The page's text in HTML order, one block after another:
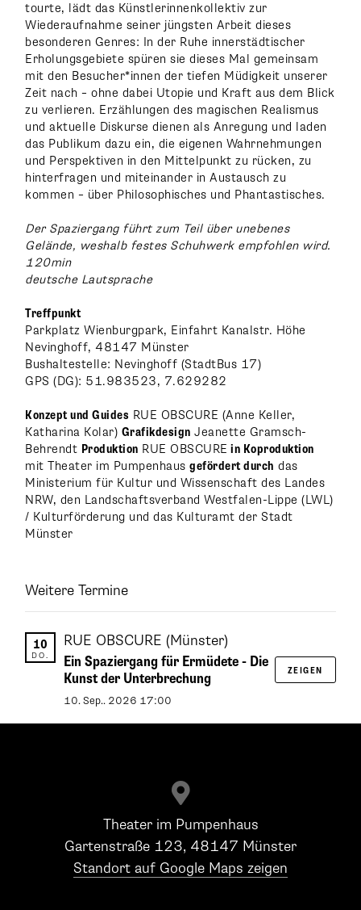
tourte, lädt das Künstlerinnenkollektiv zur
Wiederaufnahme seiner jüngsten Arbeit dieses
besonderen Genres: In der Ruhe innerstädtischer
Erholungsgebiete spüren sie dieses Mal gemeinsam
mit den Besucher*innen der tiefen Müdigkeit unserer
Zeit nach – ohne dabei Utopie und Kraft aus dem Blick
zu verlieren. Erzählungen des magischen Realismus
und aktuelle Diskurse dienen als Anregung und laden
das Publikum dazu ein, die eigenen Wahrnehmungen
und Perspektiven in den Mittelpunkt zu rücken, zu
hinterfragen und miteinander in Austausch zu
kommen – über Philosophisches und Phantastisches.
Der Spaziergang führt zum Teil über unebenes
Gelände, weshalb festes Schuhwerk empfohlen wird.
120min
deutsche Lautsprache
Treffpunkt
Parkplatz Wienburgpark, Einfahrt Kanalstr. Höhe
Nevinghoff, 48147 Münster
Bushaltestelle: Nevinghoff (StadtBus 17)
GPS (DG): 51.983523, 7.629282
Konzept und Guides RUE OBSCURE (Anne Keller,
Katharina Kolar) Grafikdesign Jeanette Gramsch-
Behrendt Produktion RUE OBSCURE in Koproduktion
mit Theater im Pumpenhausgefördert durch das
Ministerium für Kultur und Wissenschaft des Landes
NRW, den Landschaftsverband Westfalen-Lippe (LWL)
/ Kulturförderung und das Kulturamt der Stadt
Münster
Weitere Termine
10
DO.
RUE OBSCURE(Münster)
Ein Spaziergang für Ermüdete - Die
Kunst der Unterbrechung
10.Sep.. 2026 17:00
ZEIGEN

Theater im Pumpenhaus
Gartenstraße 123, 48147 Münster
Standort auf Google Maps zeigen